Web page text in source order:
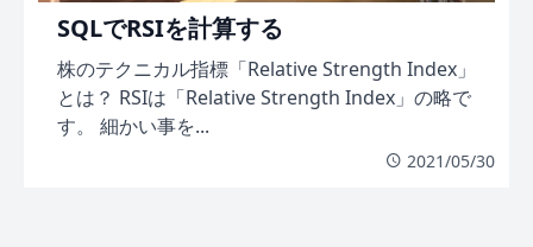
SQLでRSIを計算する
株のテクニカル指標「Relative Strength Index」
とは？ RSIは「Relative Strength Index」の略で
す。 細かい事を...
2021/05/30